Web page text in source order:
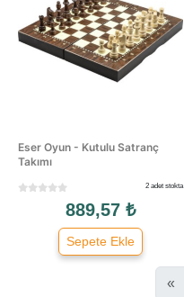
Eser Oyun - Kutulu Satranç
Takımı
2 adet stokta
889,57 ₺
Sepete Ekle
«